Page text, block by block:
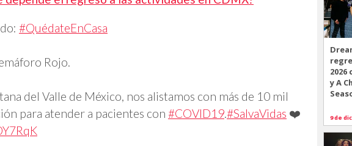
#QuédateEnCasa
Rojo.
del Valle de México, nos alistamos con más de 10 mil
para atender a pacientes con #COVID19.#SalvaVidas ❤️
2026
y A
9 de